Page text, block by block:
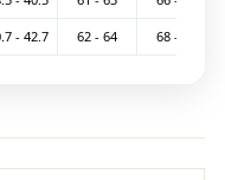
- 42.7 62 - 64 68 - 70